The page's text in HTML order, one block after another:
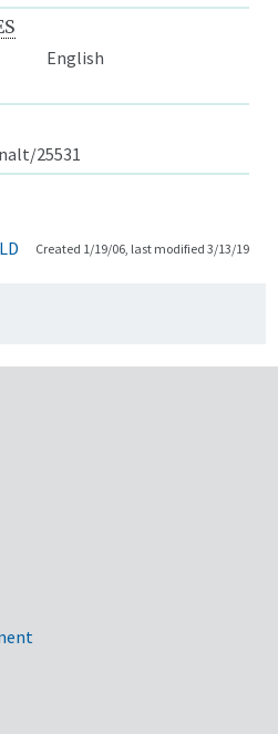
English
25531
Created 1/19/06, last modified 3/13/19